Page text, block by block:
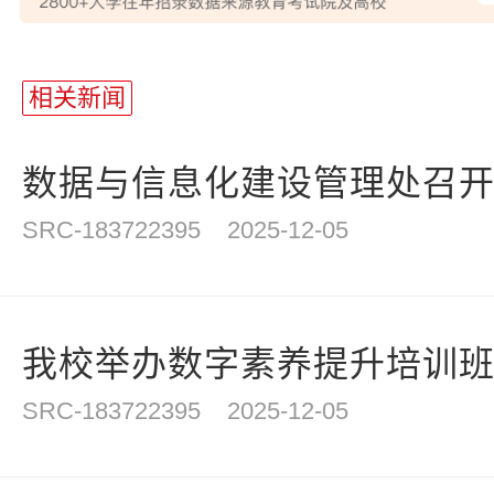
相关新闻
数据与信息化建设管理处召
SRC-183722395 2025-12-05
我校举办数字素养提升培训
SRC-183722395 2025-12-05